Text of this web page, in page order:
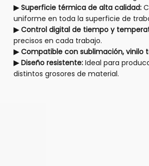
▶ Superficie térmica de alta calidad:
uniforme en toda la superficie de
▶ Control digital de tiempo y
precisos en cada trabajo.
▶ Compatible con sublimación, vinilo
▶ Diseño resistente:Ideal para
distintos grosores de material.